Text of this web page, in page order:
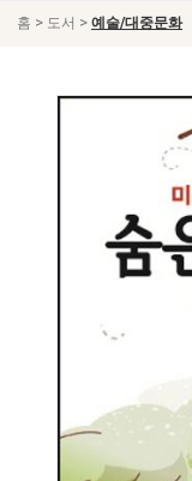
홈 > 도서 > 예술/대중문화